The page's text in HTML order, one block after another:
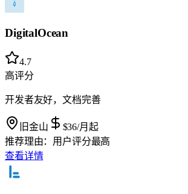
DigitalOcean
4.7
高评分
开发者友好，文档完善
旧金山 $36/月起
推荐理由： 用户评分最高
查看详情